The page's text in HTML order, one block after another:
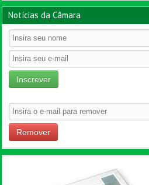
Notícias da Câmara
Inscrever
Remover